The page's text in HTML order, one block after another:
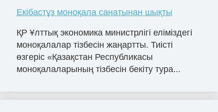
Екібастұз моноқала санатынан шықты
ҚР Ұлттық экономика министрлігі еліміздегі
моноқалалар тізбесін жаңартты. Тиісті
өзгеріс «Қазақстан Республикасы
моноқалаларының тізбесін бекіту тура...